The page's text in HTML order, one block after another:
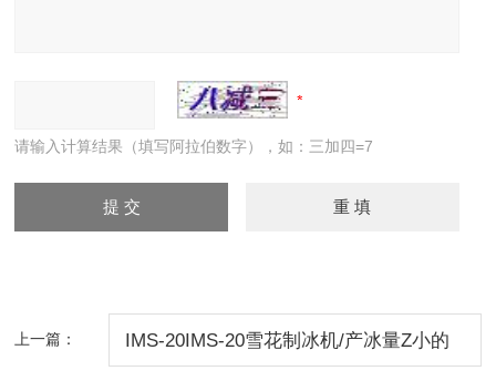
请输入计算结果（填写阿拉伯数字），如：三加四=7
上一篇： IMS-20IMS-20雪花制冰机/产冰量Z小的